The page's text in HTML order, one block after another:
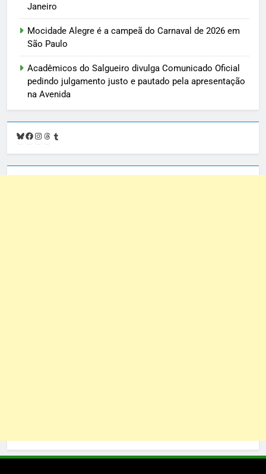
Janeiro
Mocidade Alegre é a campeã do Carnaval de 2026 em
São Paulo
Acadêmicos do Salgueiro divulga Comunicado Oficial
pedindo julgamento justo e pautado pela apresentação
na Avenida
Bluesky
Facebook
Instagram
Threads